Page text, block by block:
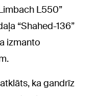
L550”
“Shahed-136”
izmanto
ka gandrīz